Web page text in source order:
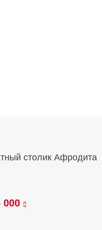
столик Афродита
000